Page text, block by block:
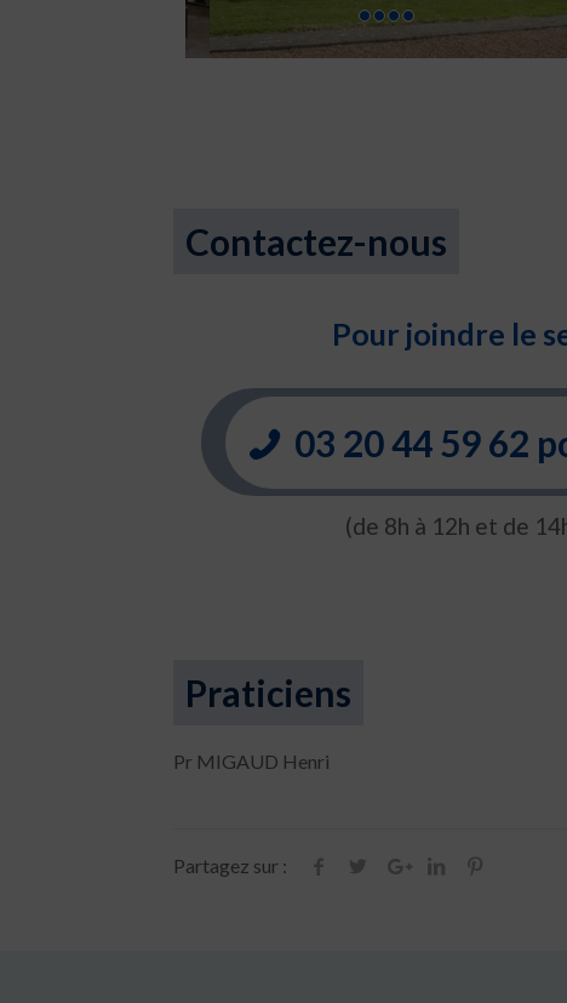
Contactez-nous
Pour joindre le
03 20 44 59 62
(de 8h à 12h et de
Praticiens
Pr MIGAUD Henri
Partagez sur :